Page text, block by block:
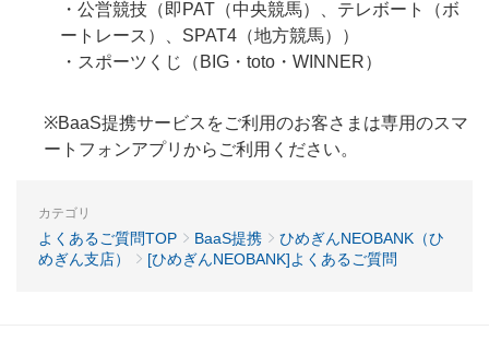
・公営競技（即PAT（中央競馬）、テレボート（ボ
ートレース）、SPAT4（地方競馬））
・スポーツくじ（BIG・toto・WINNER）
※BaaS提携サービスをご利用のお客さまは専用のスマ
ートフォンアプリからご利用ください。
カテゴリ
よくあるご質問TOP BaaS提携
ひめぎんNEOBANK（ひ
めぎん支店）
[ひめぎんNEOBANK]よくあるご質問